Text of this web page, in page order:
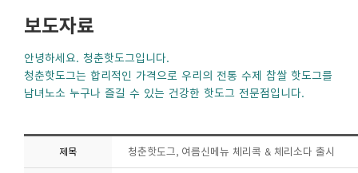
보도자료
안녕하세요. 청춘핫도그입니다.
청춘핫도그는 합리적인 가격으로 우리의 전통 수제 찹쌀 핫도그를
남녀노소 누구나 즐길 수 있는 건강한 핫도그 전문점입니다.
제목 청춘핫도그, 여름신메뉴 체리콕 & 체리소다 출시